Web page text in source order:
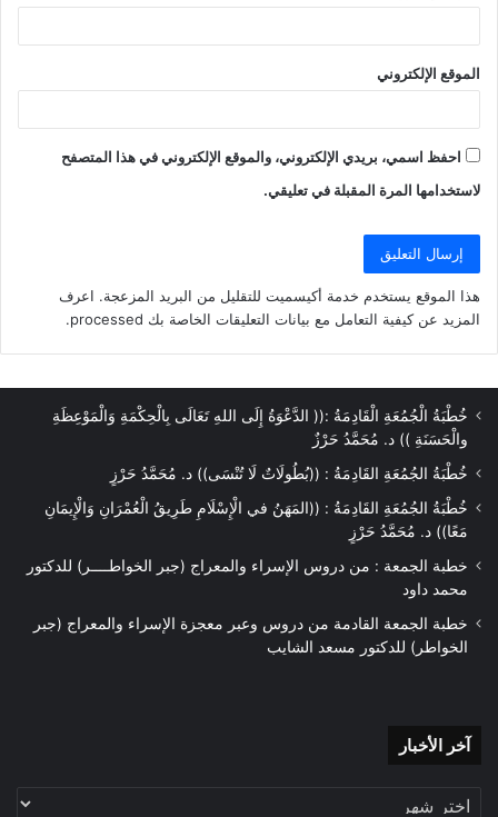
الموقع الإلكتروني
احفظ اسمي، بريدي الإلكتروني، والموقع الإلكتروني في هذا المتصفح
لاستخدامها المرة المقبلة في تعليقي.
هذا الموقع يستخدم خدمة أكيسميت للتقليل من البريد المزعجة. اعرف
المزيد عن كيفية التعامل مع بيانات التعليقات الخاصة بك processed
.
خُطْبَةُ الْجُمُعَةِ الْقَادِمَةُ :(( الدَّعْوَةُ إِلَى اللهِ تَعَالَى بِالْحِكْمَةِ وَالْمَوْعِظَةِ
والْحَسَنَةِ )) د. مُحَمَّدُ حَرْزٌ
خُطْبَةُ الجُمُعَةِ القَادِمَةُ : ((بُطُولَاتٌ لَا تُنْسَى)) د. مُحَمَّدُ حَرْزٍ
خُطْبَةُ الجُمُعَةِ القَادِمَةُ : ((المَهَنُ في الْإِسْلَامِ طَرِيقُ الْعُمْرَانِ وَالْإِيمَانِ
مَعًا)) د. مُحَمَّدُ حَرْزٍ
خطبة الجمعة : من دروس الإسراء والمعراج (جبر الخواطــــر) للدكتور
محمد داود
خطبة الجمعة القادمة من دروس وعبر معجزة الإسراء والمعراج (جبر
الخواطر) للدكتور مسعد الشايب
آخر الأخبار